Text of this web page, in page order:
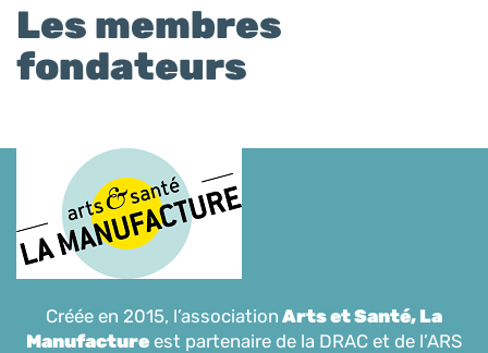
Les membres
fondateurs
Créée en 2015, l’association Arts et Santé, La
Manufacture est partenaire de la DRAC et de l’ARS